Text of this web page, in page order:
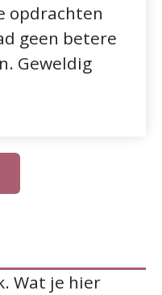
opdrachten
geen betere
Geweldig
Wat je hier